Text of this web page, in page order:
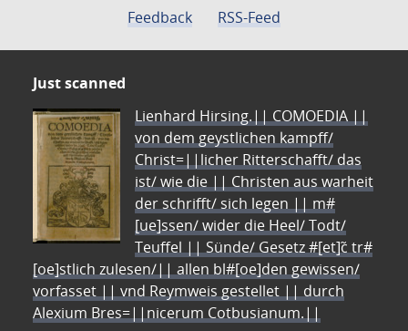
Feedback
RSS-Feed
Just scanned
Lienhard Hirsing.|| COMOEDIA ||
von dem geystlichen kampff/
Christ=||licher Ritterschafft/ das
ist/ wie die || Christen aus warheit
der schrifft/ sich legen || m#
[ue]ssen/ wider die Heel/ Todt/
Teuffel || Sünde/ Gesetz #[et]c̃ tr#
[oe]stlich zulesen/|| allen bl#[oe]den gewissen/
vorfasset || vnd Reymweis gestellet || durch
Alexium Bres=||nicerum Cotbusianum.||